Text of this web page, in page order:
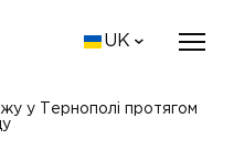
UK
у Тернополі протягом